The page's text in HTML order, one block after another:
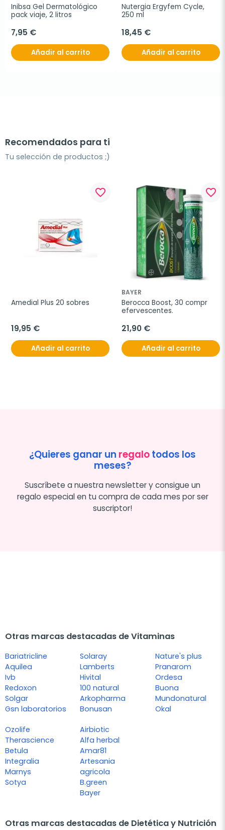
Inibsa Gel Dermatológico
pack viaje, 2 litros
7,95 €
Añadir al carrito
Nutergia Ergyfem Cycle,
250 ml
18,45 €
Añadir al carrito
Recomendados para ti
Tu selección de productos ;)
favorite_border
Amedial Plus 20 sobres
19,95 €
Añadir al carrito
favorite_border
BAYER
Berocca Boost, 30 compr
efervescentes.
21,90 €
Añadir al carrito
¿Quieres ganar un regalotodos los
meses?
Suscríbete a nuestra newsletter y consigue un
regalo especial en tu compra de cada mes por ser
suscriptor!
Otras marcas destacadas de Vitaminas
Bariatricline
Aquilea
Ivb
Redoxon
Solgar
Gsn laboratorios
Solaray
Lamberts
Hivital
100 natural
Arkopharma
Bonusan
Nature's plus
Pranarom
Ordesa
Buona
Mundonatural
Okal
Ozolife
Therascience
Betula
Integralia
Marnys
Sotya
Airbiotic
Alfa herbal
Amar81
Artesania
agricola
B.green
Bayer
Otras marcas destacadas de Dietética y Nutrición